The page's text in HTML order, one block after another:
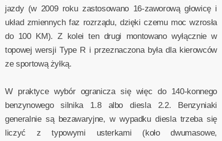
jazdy (w 2009 roku zastosowano 16-zaworową głowicę i
układ zmiennych faz rozrządu, dzięki czemu moc wzrosła
do 100 KM). Z kolei ten drugi montowano wyłącznie w
topowej wersji Type R i przeznaczona była dla kierowców
ze sportową żyłką.
W praktyce wybór ogranicza się więc do 140-konnego
benzynowego silnika 1.8 albo diesla 2.2. Benzyniaki
generalnie są bezawaryjne, w wypadku diesla trzeba się
liczyć z typowymi usterkami (koło dwumasowe,